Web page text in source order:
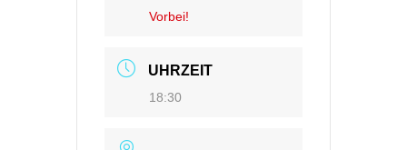
Vorbei!
UHRZEIT
18:30